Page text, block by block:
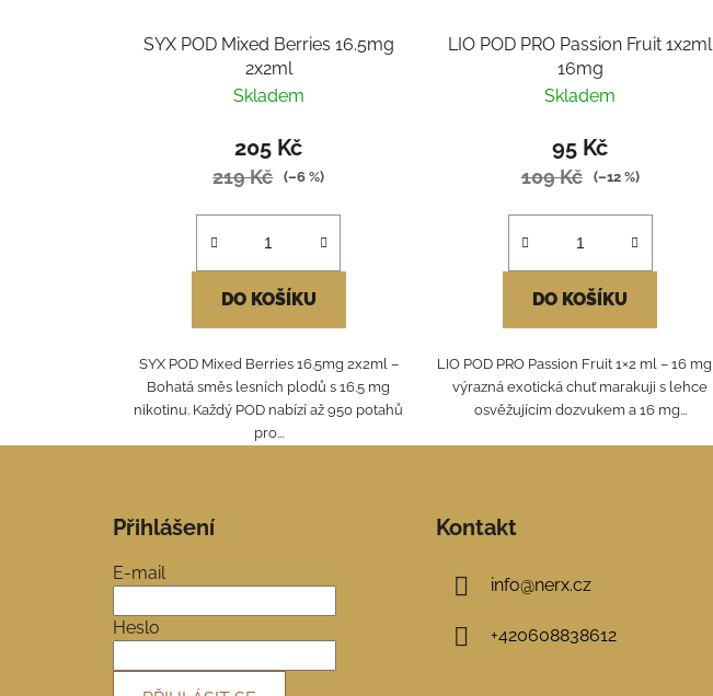
SYX POD Mixed Berries 16.5mg
2x2ml
Skladem
205 Kč
219 Kč (–6 %)
DO KOŠÍKU
SYX POD Mixed Berries 16.5mg 2x2ml –
Bohatá směs lesních plodů s 16.5 mg
nikotinu. Každý POD nabízí až 950 potahů
pro...
LIO POD PRO Passion Fruit 1x2ml
16mg
Skladem
95 Kč
109 Kč (–12 %)
DO KOŠÍKU
LIO POD PRO Passion Fruit 1×2 ml – 16
výrazná exotická chuť marakuji s lehce
osvěžujícím dozvukem a 16 mg...
Přihlášení
E-mail
Heslo
Kontakt
info@nerx.cz
+420608838612